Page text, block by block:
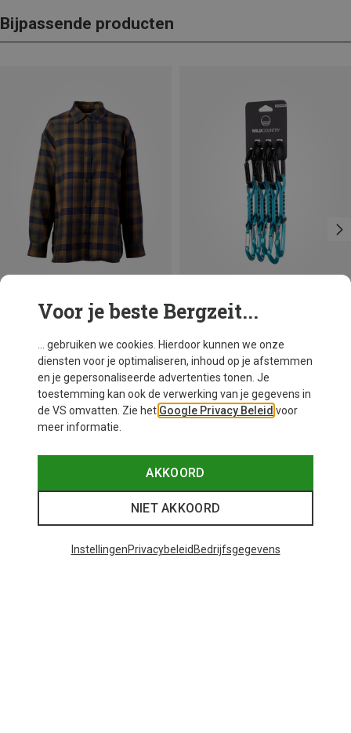
Bijpassende producten
Je bespaart 57% Je bespaart 26%
Voor je beste Bergzeit...
... gebruiken we cookies. Hierdoor kunnen we onze
diensten voor je optimaliseren, inhoud op je afstemmen
en je gepersonaliseerde advertenties tonen. Je
toestemming kan ook de verwerking van je gegevens in
de VS omvatten. Zie het Google Privacy Beleid voor
meer informatie.
AKKOORD
NIET AKKOORD
InstellingenPrivacybeleid Bedrijfsgegevens